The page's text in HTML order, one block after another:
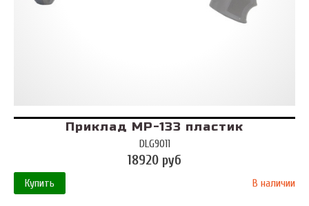
Приклад МР-133 пластик
DLG9011
18920 руб
Купить В наличии